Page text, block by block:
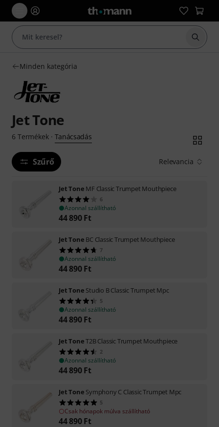
Minden kategória
Jet Tone
6 Termékek· Tanácsadás
Szűrő Relevancia
Jet Tone MF Classic Trumpet Mouthpiece
6
Azonnal szállítható
44 890 Ft
Jet Tone BC Classic Trumpet Mouthpiece
7
Azonnal szállítható
44 890 Ft
Jet Tone Studio B Classic Trumpet Mpc
5
Azonnal szállítható
44 890 Ft
Jet ToneT2B Classic Trumpet Mouthpiece
2
Azonnal szállítható
44 890 Ft
Jet Tone Symphony C Classic Trumpet Mpc
5
Csak hónapok múlva szállítható
44 890 Ft